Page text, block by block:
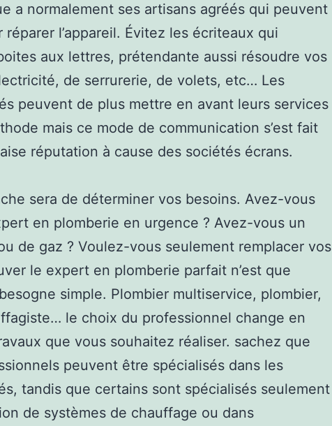
a normalement ses artisans agréés qui peuvent
l’appareil. Évitez les écriteaux qui
aux lettres, prétendante aussi résoudre vos
de serrurerie, de volets, etc… Les
peuvent de plus mettre en avant leurs services
mais ce mode de communication s’est fait
réputation à cause des sociétés écrans.
sera de déterminer vos besoins. Avez-vous
en plomberie en urgence ? Avez-vous un
de gaz ? Voulez-vous seulement remplacer vos
le expert en plomberie parfait n’est que
simple. Plombier multiservice, plombier,
le choix du professionnel change en
que vous souhaitez réaliser. sachez que
peuvent être spécialisés dans les
tandis que certains sont spécialisés seulement
de systèmes de chauffage ou dans